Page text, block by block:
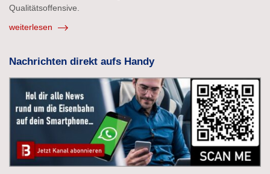
Qualitätsoffensive.
weiterlesen
Nachrichten direkt aufs Handy